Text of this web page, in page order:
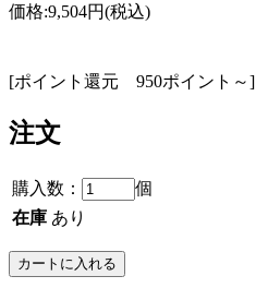
価格:9,504円(税込)
[ポイント還元 950ポイント～]
注文
購入数：
個
在庫 あり